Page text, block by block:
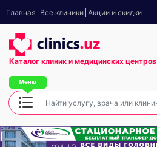
Главная Все клиники Акции и скидки
Каталог клиник и медицинских центров